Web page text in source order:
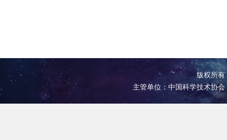
版权所
主管单位：中国科学技术协